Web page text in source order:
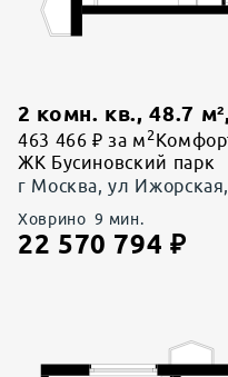
2 комн. кв., 48.7
463 466 ₽ за м 2
ЖК Бусиновский парк
г Москва, ул
Ховрино 9 мин.
22 570 794 ₽